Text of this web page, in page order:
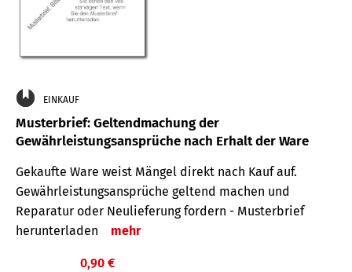
EINKAUF
Musterbrief: Geltendmachung der
Gewährleistungsansprüche nach Erhalt der Ware
Gekaufte Ware weist Mängel direkt nach Kauf auf.
Gewährleistungsansprüche geltend machen und
Reparatur oder Neulieferung fordern - Musterbrief
herunterladen
mehr
0,90 €